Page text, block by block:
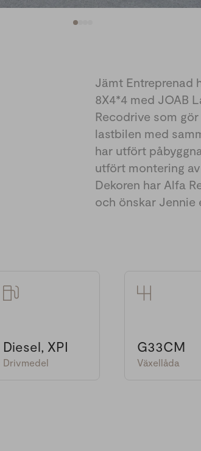
Jämt Entreprenad
8X4*4 med JOAB
Recodrive som
lastbilen med
har utfört
utfört montering
Dekoren har Alfa
och önskar Jennie
Diesel, XPI
Drivmedel
G33CM
Växellåda